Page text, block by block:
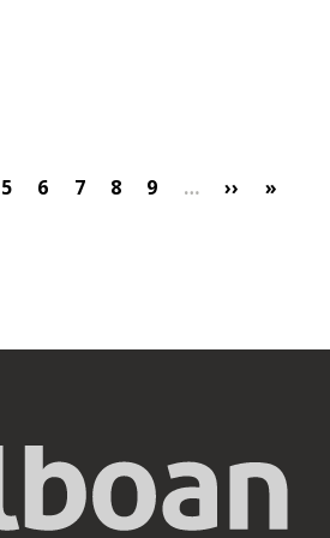
Page
5 Page
6 Page
7 Page
8 Page
9 … Siguiente
›› Última
»